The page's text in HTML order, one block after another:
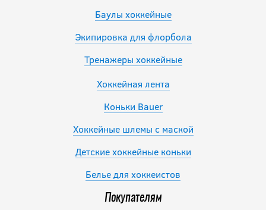
Баулы хоккейные
Экипировка для флорбола
Тренажеры хоккейные
Хоккейная лента
Коньки Bauer
Хоккейные шлемы с маской
Детские хоккейные коньки
Белье для хоккеистов
Покупателям